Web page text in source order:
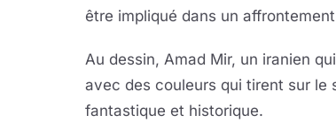
être impliqué dans un
Au dessin, Amad Mir, un iranien
avec des couleurs qui tirent sur le
fantastique et historique.